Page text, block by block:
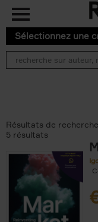
Aller au contenu
Sélectionnez une
Résultats de
5 résultats